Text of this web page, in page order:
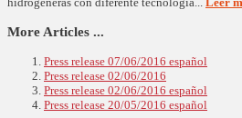
More Articles ...
Press release 07/06/2016 español
Press release 02/06/2016
Press release 02/06/2016 español
Press release 20/05/2016 español